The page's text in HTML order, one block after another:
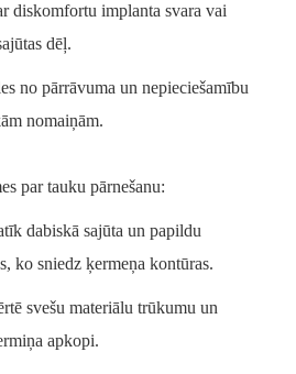
diskomfortu implanta svara vai
dēļ.
no pārrāvuma un nepieciešamību
nomaiņām.
par tauku pārnešanu:
dabiskā sajūta un papildu
ko sniedz ķermeņa kontūras.
svešu materiālu trūkumu un
apkopi.